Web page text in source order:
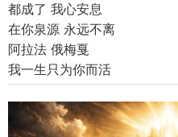
都成了 我心安息
在你泉源 永远不离
阿拉法 俄梅戛
我一生只为你而活